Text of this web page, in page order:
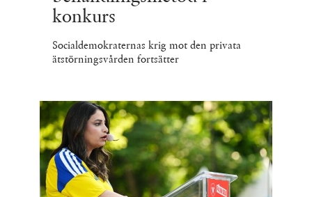
konkurs
Socialdemokraternas krig mot den privata
ätstörningsvården fortsätter